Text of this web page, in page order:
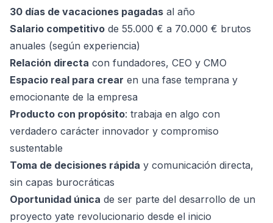
30 días de vacaciones pagadas al año
Salario competitivo de 55.000 € a 70.000 € brutos
anuales (según experiencia)
Relación directa con fundadores, CEO y CMO
Espacio real para crear en una fase temprana y
emocionante de la empresa
Producto con propósito: trabaja en algo con
verdadero carácter innovador y compromiso
sustentable
Toma de decisiones rápida y comunicación directa,
sin capas burocráticas
Oportunidad única de ser parte del desarrollo de un
proyecto yate revolucionario desde el inicio